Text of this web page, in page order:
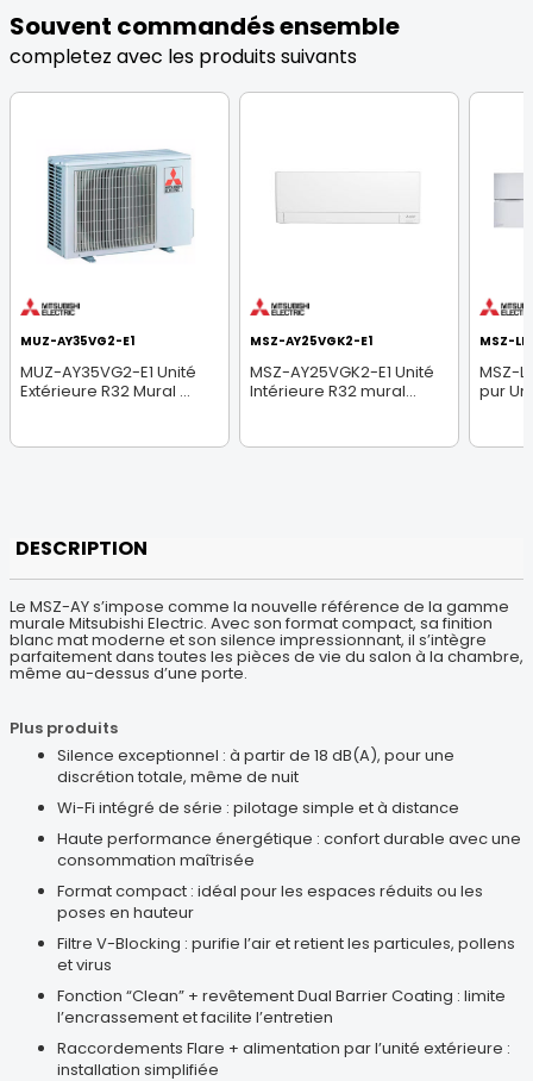
Souvent commandés ensemble
completez avec les produits suivants
MUZ-AY35VG2-E1
MUZ-AY35VG2-E1 Unité
Extérieure R32 Mural ...
MSZ-AY25VGK2-E1
MSZ-AY25VGK2-E1 Unité
Intérieure R32 mural...
MSZ-
MSZ-
pur
DESCRIPTION
Le MSZ-AY s’impose comme la nouvelle référence de la gamme
murale Mitsubishi Electric. Avec son format compact, sa finition
blanc mat moderne et son silence impressionnant, il s’intègre
parfaitement dans toutes les pièces de vie du salon à la chambre,
même au-dessus d’une porte.
Plus produits
Silence exceptionnel : à partir de 18 dB(A), pour une
discrétion totale, même de nuit
Wi-Fi intégré de série : pilotage simple et à distance
Haute performance énergétique : confort durable avec une
consommation maîtrisée
Format compact : idéal pour les espaces réduits ou les
poses en hauteur
Filtre V-Blocking : purifie l’air et retient les particules, pollens
et virus
Fonction “Clean” + revêtement Dual Barrier Coating : limite
l’encrassement et facilite l’entretien
Raccordements Flare + alimentation par l’unité extérieure :
installation simplifiée